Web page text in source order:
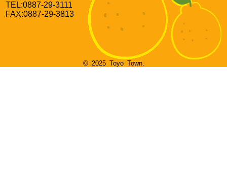
TEL:0887-29-3111
FAX:0887-29-3813
© 2025 Toyo Town.